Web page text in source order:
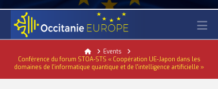
ACTUALITÉ DE L'UNION EUROPÉENNE, ACTUALITÉ DE LA REPRÉSENTATION D’OCCITANIE EUROPE, NUMÉRIQUE- DIGITAL
HomeEvents
Conférence du forum STOA-STS « Coopération UE-Japon dans les
domaines de l'informatique quantique et de l'intelligence artificielle »